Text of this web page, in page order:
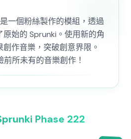
一個粉絲製作的模組，透過
始的 Sprunki。使用新的角
作音樂，突破創意界限。
所未有的音樂創作！
Phase 222